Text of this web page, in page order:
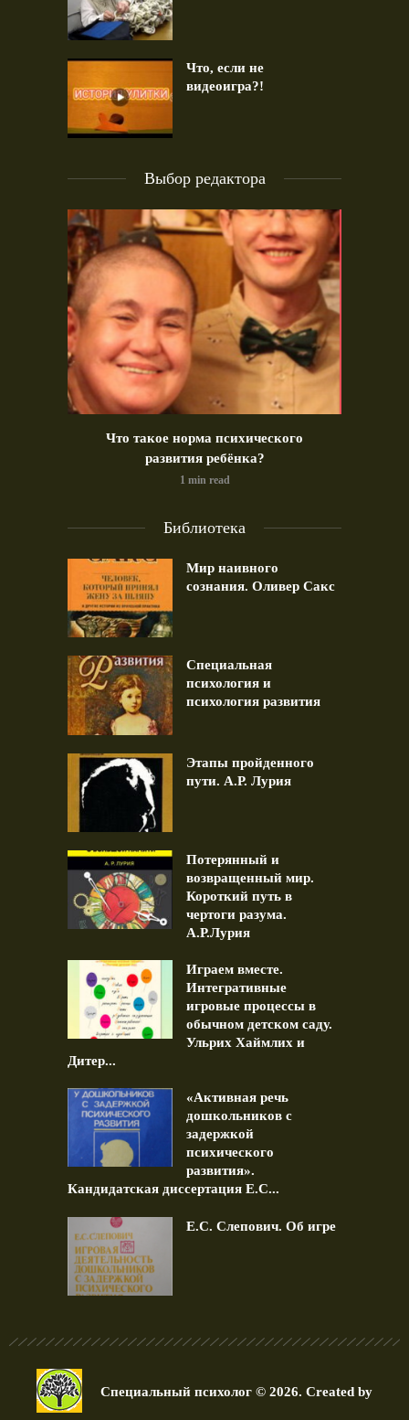
Что, если не
видеоигра?!
Выбор редактора
Что такое норма психического
развития ребёнка?
1 min read
Библиотека
Мир наивного
сознания. Оливер Сакс
Специальная
психология и
психология развития
Этапы пройденного
пути. А.Р. Лурия
Потерянный и
возвращенный мир.
Короткий путь в
чертоги разума.
А.Р.Лурия
Играем вместе.
Интегративные
игровые процессы в
обычном детском саду.
Ульрих Хаймлих и
Дитер...
«Активная речь
дошкольников с
задержкой
психического
развития».
Кандидатская диссертация Е.С...
Е.С. Слепович. Об игре
Специальный психолог © 2026. Created by